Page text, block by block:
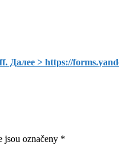
> https://
jsou označeny *